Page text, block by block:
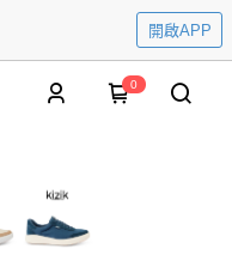
開啟APP
0